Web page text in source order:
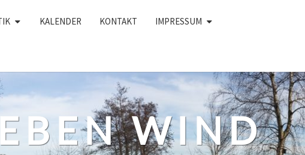
KALENDER KONTAKT IMPRESSUM
WIND